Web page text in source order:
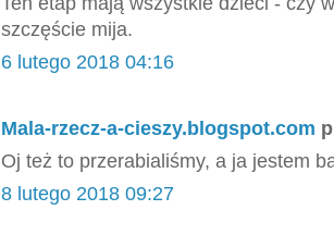
szczęście mija.
6 lutego 2018 04:16
Mala-rzecz-a-cieszy.blogspot.com
Oj też to przerabialiśmy, a ja jestem
8 lutego 2018 09:27